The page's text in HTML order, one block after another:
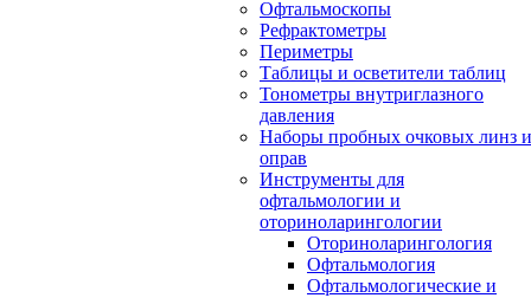
Офтальмоскопы
Рефрактометры
Периметры
Таблицы и осветители таблиц
Тонометры внутриглазного
давления
Наборы пробных очковых линз и
оправ
Инструменты для
офтальмологии и
оториноларингологии
Оториноларингология
Офтальмология
Офтальмологические и